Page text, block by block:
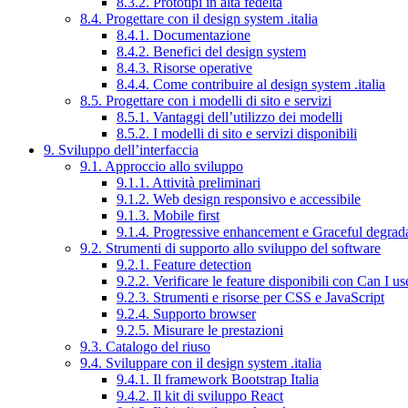
8.4. Progettare con il design system .italia
8.4.1. Documentazione
8.4.2. Benefici del design system
8.4.3. Risorse operative
8.4.4. Come contribuire al design system .italia
8.5. Progettare con i modelli di sito e servizi
8.5.1. Vantaggi dell’utilizzo dei modelli
8.5.2. I modelli di sito e servizi disponibili
9. Sviluppo dell’interfaccia
9.1. Approccio allo sviluppo
9.1.1. Attività preliminari
9.1.2. Web design responsivo e accessibile
9.1.3. Mobile first
9.1.4. Progressive enhancement e Graceful
9.2. Strumenti di supporto allo sviluppo del software
9.2.1. Feature detection
9.2.2. Verificare le feature disponibili con Can I
9.2.3. Strumenti e risorse per CSS e JavaScript
9.2.4. Supporto browser
9.2.5. Misurare le prestazioni
9.3. Catalogo del riuso
9.4. Sviluppare con il design system .italia
9.4.1. Il framework Bootstrap Italia
9.4.2. Il kit di sviluppo React